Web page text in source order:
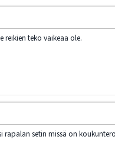
reikien teko vaikeaa ole.
setin missä on